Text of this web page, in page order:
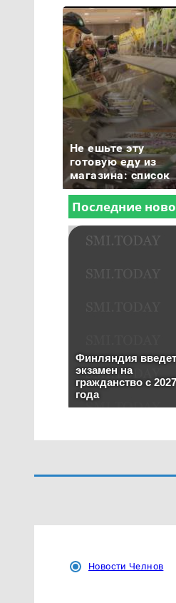
Не ешьте эту
готовую еду из
магазина: список
Новости Челнов